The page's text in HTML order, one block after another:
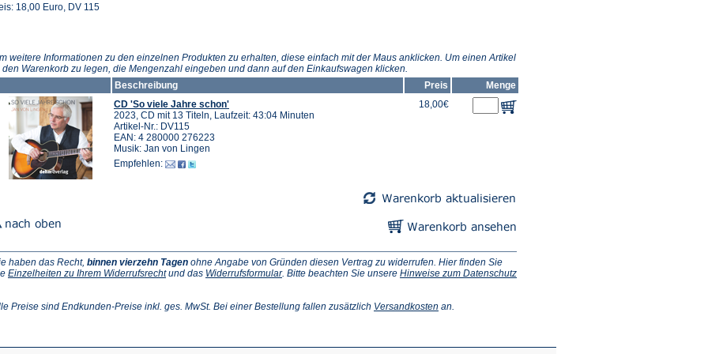
18,00 Euro, DV 115
weitere Informationen zu den einzelnen Produkten zu erhalten, diese einfach mit der Maus anklicken. Um einen Artikel
den Warenkorb zu legen, die Mengenzahl eingeben und dann auf den Einkaufswagen klicken.
Beschreibung
Preis
Menge
CD 'So viele Jahre schon'
2023, CD mit 13 Titeln, Laufzeit: 43:04 Minuten
Artikel-Nr.: DV115
EAN: 4 280000 276223
Musik: Jan von Lingen
Empfehlen:
18,00€
haben das Recht, binnen vierzehn Tagen ohne Angabe von Gründen diesen Vertrag zu widerrufen. Hier finden Sie
Einzelheiten zu Ihrem Widerrufsrecht(Öffnet
neuen
und das Widerrufsformular(Öffnet
neuen
. Bitte beachten Sie unsere Hinweise zum Datenschutz
Preise sind Endkunden-Preise inkl. ges. MwSt. Bei einer Bestellung fallen zusätzlich Versandkosten (Öffnet
Tab)
an.